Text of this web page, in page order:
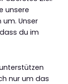
unsere
Unser
du im
nur um das